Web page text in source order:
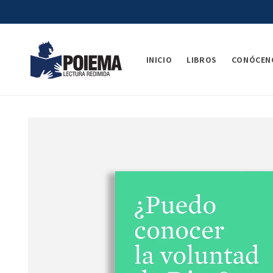
al contenido
INICIO LIBROS